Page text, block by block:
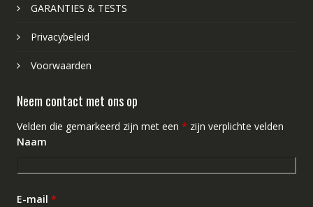
GARANTIES & TESTS
Privacybeleid
Voorwaarden
Neem contact met ons op
Velden die gemarkeerd zijn met een * zijn verplichte velden
Naam
E-mail *